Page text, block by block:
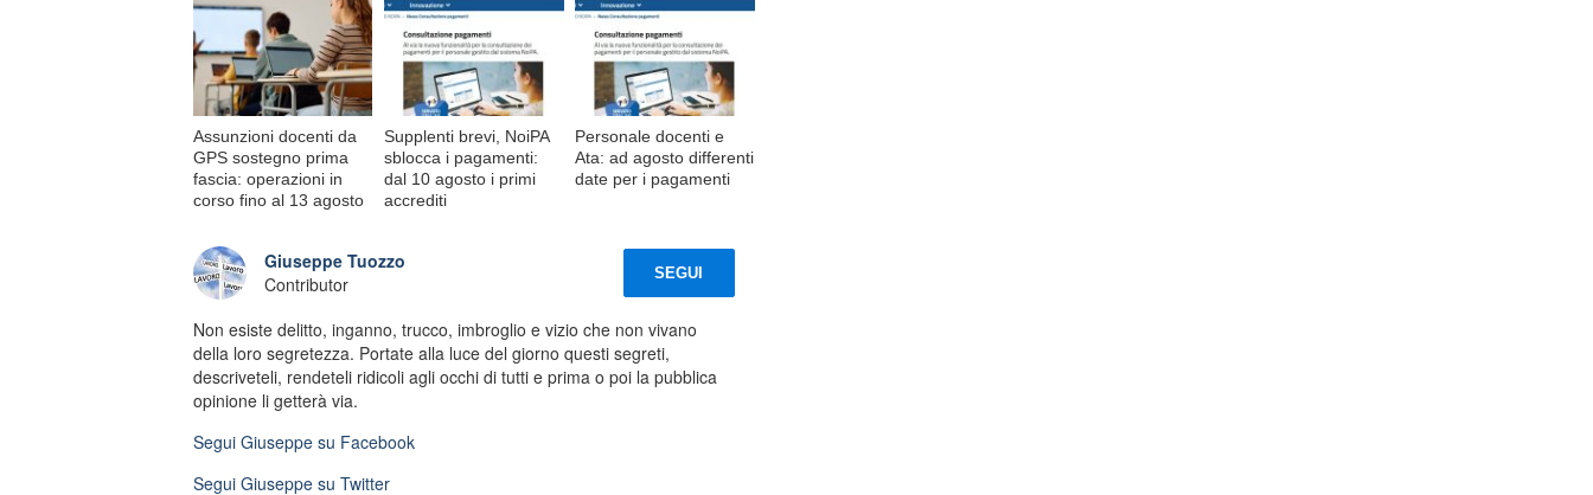
Assunzioni docenti da
GPS sostegno prima
fascia: operazioni in
corso fino al 13 agosto
Supplenti brevi, NoiPA
sblocca i pagamenti:
dal 10 agosto i primi
accrediti
Personale docenti e
Ata: ad agosto differenti
date per i pagamenti
Giuseppe Tuozzo
Contributor
SEGUI
Non esiste delitto, inganno, trucco, imbroglio e vizio che non vivano
della loro segretezza. Portate alla luce del giorno questi segreti,
descriveteli, rendeteli ridicoli agli occhi di tutti e prima o poi la pubblica
opinione li getterà via.
Segui Giuseppesu Facebook
Segui Giuseppesu Twitter